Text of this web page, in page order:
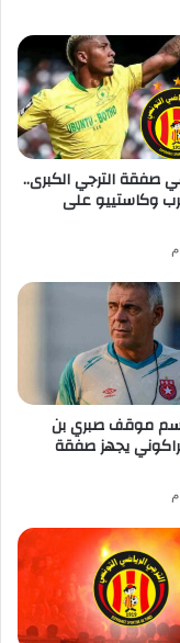
صفقة الترجي الكبرى..
وكاستييو على
موقف صبري بن
يجهز صفقة